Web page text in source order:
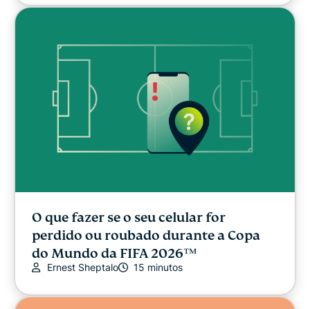
O que fazer se o seu celular for
perdido ou roubado durante a Copa
do Mundo da FIFA 2026™
Ernest Sheptalo 15 minutos